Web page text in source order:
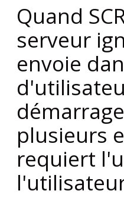
Quand
serveur
envoie
plusieurs
requiert